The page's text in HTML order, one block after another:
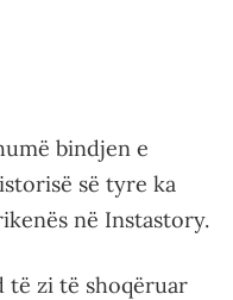
bindjen e
së tyre ka
në Instastory.
të zi të shoqëruar